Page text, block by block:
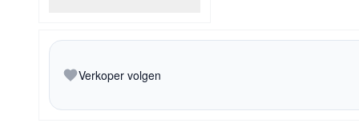
Verkoper volgen